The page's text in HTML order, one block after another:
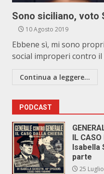
Sono siciliano, voto
10 Agosto 2019
Ebbene sì, mi sono
social improperi contro il
Continua a leggere...
PODCAST
IL
Isabella
parte
25